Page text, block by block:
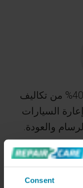
Consent
يمكن أن يتم دفع ما يصل إلى 40% من تكاليف
السيارات
والعودة.